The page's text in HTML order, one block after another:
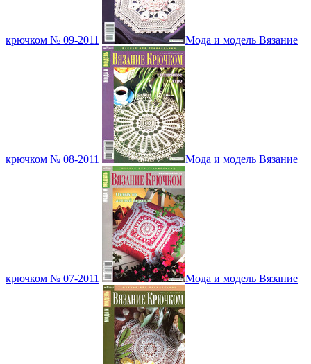
крючком № 09-2011 Мода и модель Вязание
крючком № 08-2011 Мода и модель Вязание
крючком № 07-2011 Мода и модель Вязание